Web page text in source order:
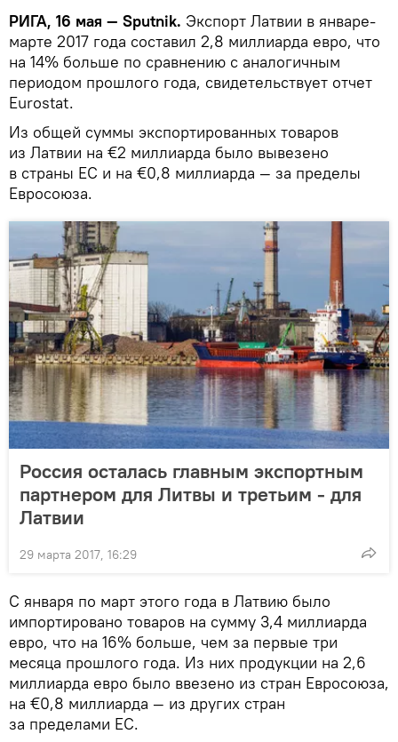
РИГА, 16 мая — Sputnik. Экспорт Латвии в январе-
марте 2017 года составил 2,8 миллиарда евро, что
на 14% больше по сравнению с аналогичным
периодом прошлого года, свидетельствует отчет
Eurostat.
Из общей суммы экспортированных товаров
из Латвии на €2 миллиарда было вывезено
в страны ЕС и на €0,8 миллиарда — за пределы
Евросоюза.
Россия осталась главным экспортным
партнером для Литвы и третьим - для
Латвии
29 марта 2017, 16:29
С января по март этого года в Латвию было
импортировано товаров на сумму 3,4 миллиарда
евро, что на 16% больше, чем за первые три
месяца прошлого года. Из них продукции на 2,6
миллиарда евро было ввезено из стран Евросоюза,
на €0,8 миллиарда — из других стран
за пределами ЕС.